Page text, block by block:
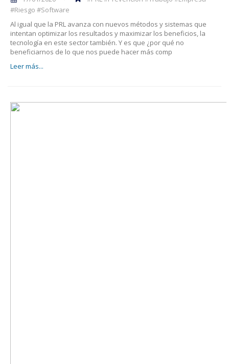
#Riesgo #Software
Al igual que la PRL avanza con nuevos métodos y sistemas que
intentan optimizar los resultados y maximizar los beneficios, la
tecnología en este sector también. Y es que ¿por qué no
beneficiarnos de lo que nos puede hacer más comp
Leer más...